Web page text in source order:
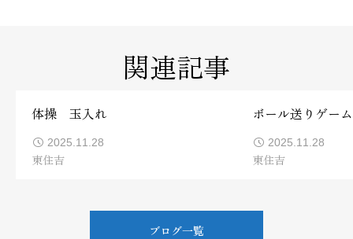
関連記事
体操 玉入れ
2025.11.28
東住吉
ボール送りゲー
2025.11.28
東住吉
ブログ一覧